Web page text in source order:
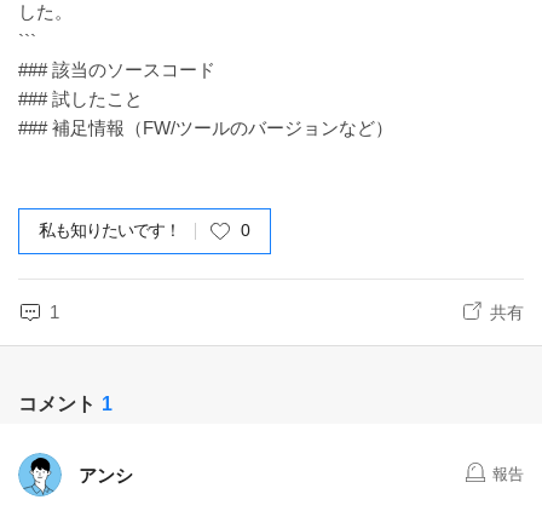
した。
```
### 該当のソースコード
### 試したこと
### 補足情報（FW/ツールのバージョンなど）
私も知りたいです！ 0
1 共有
コメント 1
アンシ 報告